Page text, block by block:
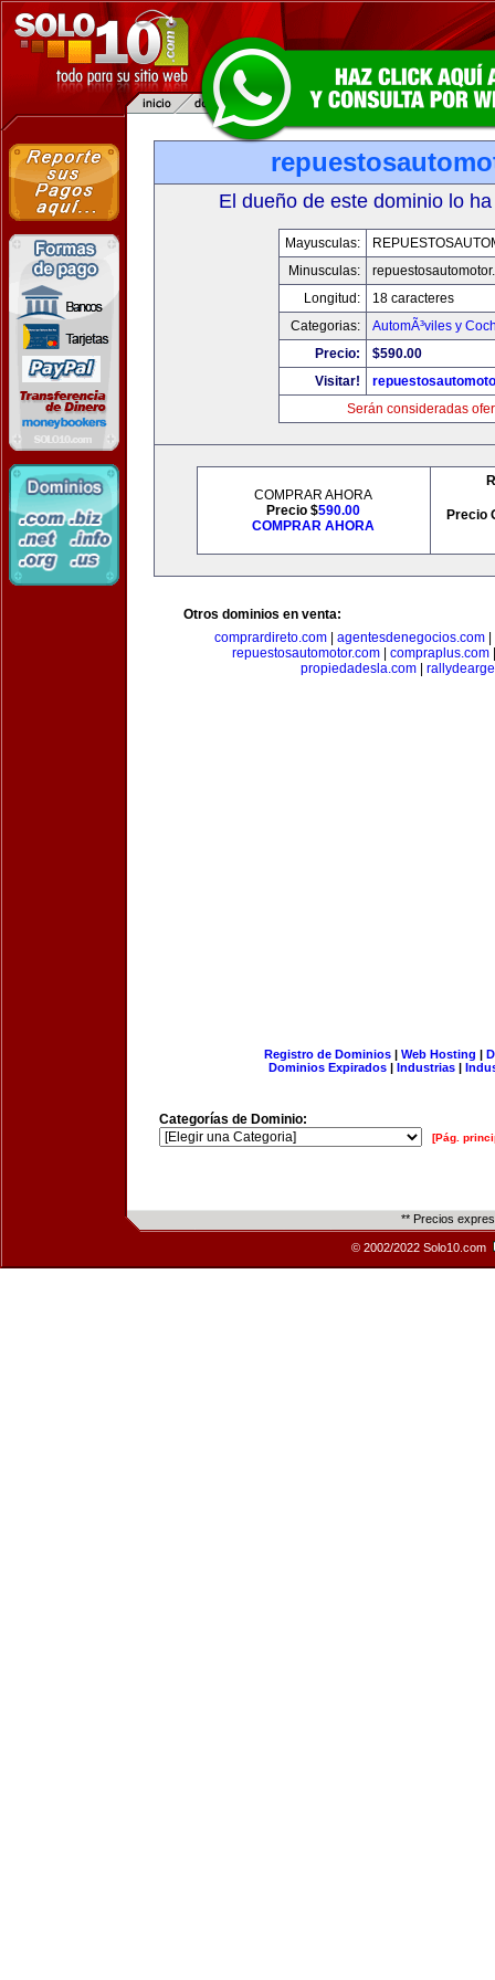
El dueño de este dominio lo
Mayusculas:
Minusculas:
Longitud:
18 caracteres
Categorias:
AutomÃ³viles y
Precio:
$590.00
Visitar!
Serán consideradas
COMPRAR AHORA
Precio $590.00
COMPRAR AHORA
Precio
Otros dominios en venta:
comprardireto.com| agentesdenegocios.com|
repuestosautomotor.com
compraplus.com
propiedadesla.com|
Registro de Dominios| Web Hosting |
Dominios Expirados | Industrias |
Categorías de Dominio:
[Pág.
** Precios
© 2002/2022 Solo10.com